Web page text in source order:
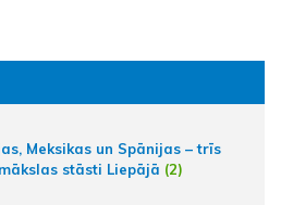
Meksikas un Spānijas – trīs
stāsti Liepājā (2)